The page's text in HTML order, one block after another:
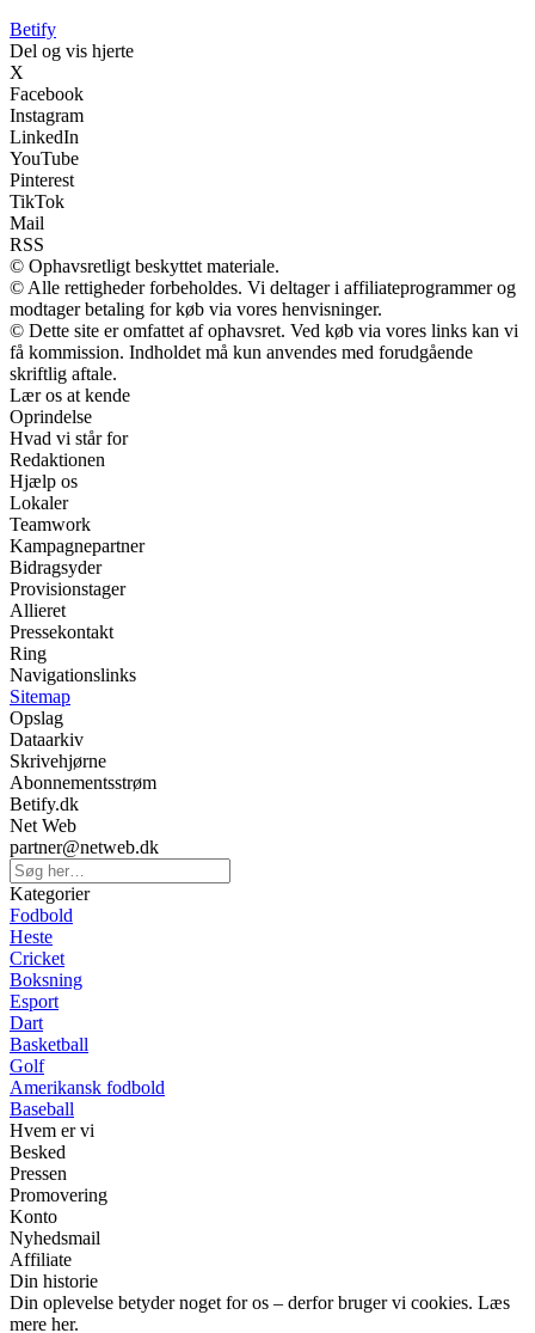
Betify
Del og vis hjerte
X
Facebook
Instagram
LinkedIn
YouTube
Pinterest
TikTok
Mail
RSS
© Ophavsretligt beskyttet materiale.
© Alle rettigheder forbeholdes. Vi deltager i affiliateprogrammer og
modtager betaling for køb via vores henvisninger.
© Dette site er omfattet af ophavsret. Ved køb via vores links kan vi
få kommission. Indholdet må kun anvendes med forudgående
skriftlig aftale.
Lær os at kende
Oprindelse
Hvad vi står for
Redaktionen
Hjælp os
Lokaler
Teamwork
Kampagnepartner
Bidragsyder
Provisionstager
Allieret
Pressekontakt
Ring
Navigationslinks
Sitemap
Opslag
Dataarkiv
Skrivehjørne
Abonnementsstrøm
Betify.dk
Net Web
partner@netweb.dk
Kategorier
Fodbold
Heste
Cricket
Boksning
Esport
Dart
Basketball
Golf
Amerikansk fodbold
Baseball
Hvem er vi
Besked
Pressen
Promovering
Konto
Nyhedsmail
Affiliate
Din historie
Din oplevelse betyder noget for os – derfor bruger vi cookies. Læs
mere her.